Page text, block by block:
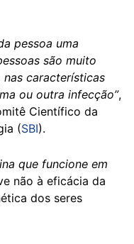
pessoa uma
são muito
nas características
ou outra infecção”,
Científico da
(SBI).
que funcione em
não à eficácia da
dos seres